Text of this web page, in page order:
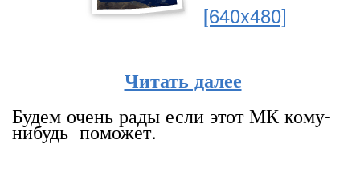
[640x480]
Читать далее
Будем очень рады если этот МК кому-
нибудь поможет.